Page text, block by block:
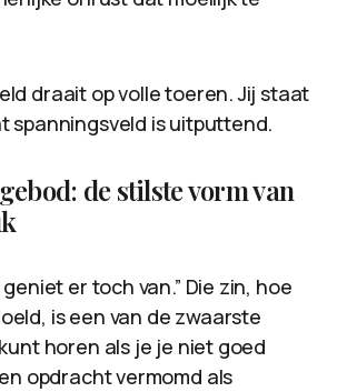
draait op volle toeren. Jij staat
spanningsveld is uitputtend.
de stilste vorm van
geniet er toch van.” Die zin, hoe
is een van de zwaarste
horen als je je niet goed
opdracht vermomd als